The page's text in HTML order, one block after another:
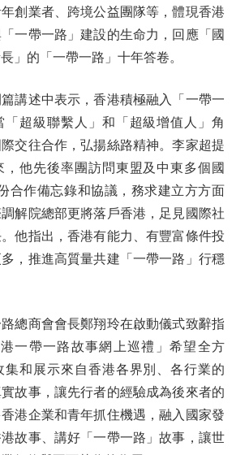
創業者、跨境公益團隊等，體現香港
一帶一路」建設的生命力，回應「國
」的「一帶一路」十年答卷。
述中表示，香港積極融入「一帶一
「超級聯繫人」和「超級增值人」角
交往合作，弘揚絲路精神。李家超提
，他先後率團訪問東盟及中東多個國
合作備忘錄和協議，務求建立方方面
解院總部更將落戶香港，足見國際社
他指出，香港有能力、有豐富條件投
，推進高質量共建「一帶一路」行穩
商會會長鄭翔玲在啟動儀式致辭指
一帶一路故事網上巡禮」希望全方
集和展示來自香港各界別、各行業的
實故事，讓先行者的經驗成為後來者的
港企業和青年抓住機遇，融入國家發
故事、講好「一帶一路」故事，讓世